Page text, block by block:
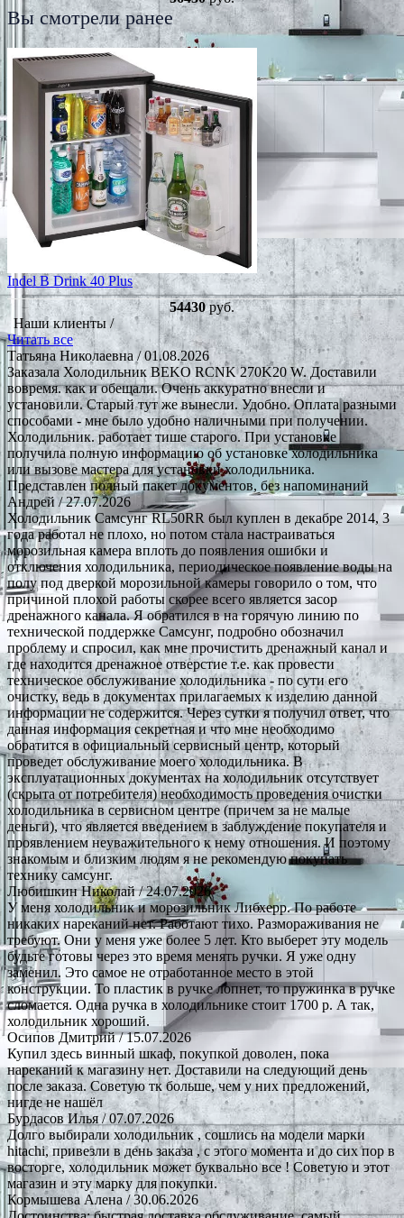
Вы смотрели ранее
Indel B Drink 40 Plus
54430руб.
Наши клиенты /
Читать все
Татьяна Николаевна / 01.08.2026
Заказала Холодильник BEKO RCNK 270K20 W. Доставили
вовремя. как и обещали. Очень аккуратно внесли и
установили. Старый тут же вынесли. Удобно. Оплата разными
способами - мне было удобно наличными при получении.
Холодильник. работает тише старого. При установке
получила полную информацию об установке холодильника
или вызове мастера для установки холодильника.
Представлен полный пакет документов, без напоминаний
Андрей/ 27.07.2026
Холодильник Самсунг RL50RR был куплен в декабре 2014, 3
года работал не плохо, но потом стала настраиваться
морозильная камера вплоть до появления ошибки и
отключения холодильника, периодическое появление воды на
полу под дверкой морозильной камеры говорило о том, что
причиной плохой работы скорее всего является засор
дренажного канала. Я обратился в на горячую линию по
технической поддержке Самсунг, подробно обозначил
проблему и спросил, как мне прочистить дренажный канал и
где находится дренажное отверстие т.е. как провести
техническое обслуживание холодильника - по сути его
очистку, ведь в документах прилагаемых к изделию данной
информации не содержится. Через сутки я получил ответ, что
данная информация секретная и что мне необходимо
обратится в официальный сервисный центр, который
проведет обслуживание моего холодильника. В
эксплуатационных документах на холодильник отсутствует
(скрыта от потребителя) необходимость проведения очистки
холодильника в сервисном центре (причем за не малые
деньги), что является введением в заблуждение покупателя и
проявлением неуважительного к нему отношения. И поэтому
знакомым и близким людям я не рекомендую покупать
технику самсунг.
Любишкин Николай/ 24.07.2026
У меня холодильник и морозильник Либхерр. По работе
никаких нареканий нет. Работают тихо. Размораживания не
требуют. Они у меня уже более 5 лет. Кто выберет эту модель
будьте готовы через это время менять ручки. Я уже одну
заменил. Это самое не отработанное место в этой
конструкции. То пластик в ручке лопнет, то пружинка в ручке
сломается. Одна ручка в холодильнике стоит 1700 р. А так,
холодильник хороший.
Осипов Дмитрий/ 15.07.2026
Купил здесь винный шкаф, покупкой доволен, пока
нареканий к магазину нет. Доставили на следующий день
после заказа. Советую тк больше, чем у них предложений,
нигде не нашёл
Бурдасов Илья / 07.07.2026
Долго выбирали холодильник , сошлись на модели марки
hitachi, привезли в день заказа , с этого момента и до сих пор в
восторге, холодильник может буквально все ! Советую и этот
магазин и эту марку для покупки.
Кормышева Алена / 30.06.2026